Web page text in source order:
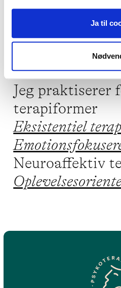
Ja til
Skam og skyld,
Jeg praktiserer
terapiformer
Eksistentiel
Neuroaffektiv